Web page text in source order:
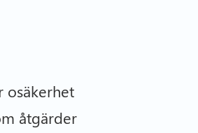
osäkerhet
åtgärder